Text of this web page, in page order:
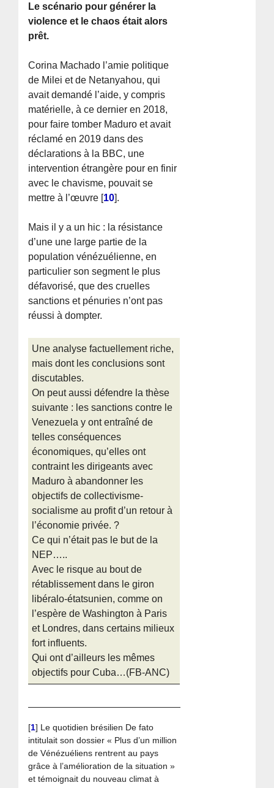
Le scénario pour générer la
violence et le chaos était alors
prêt.
Corina Machado l’amie politique
de Milei et de Netanyahou, qui
avait demandé l’aide, y compris
matérielle, à ce dernier en 2018,
pour faire tomber Maduro et avait
réclamé en 2019 dans des
déclarations à la BBC, une
intervention étrangère pour en finir
avec le chavisme, pouvait se
mettre à l’œuvre [10].
Mais il y a un hic : la résistance
d’une une large partie de la
population vénézuélienne, en
particulier son segment le plus
défavorisé, que des cruelles
sanctions et pénuries n’ont pas
réussi à dompter.
Une analyse factuellement riche,
mais dont les conclusions sont
discutables.
On peut aussi défendre la thèse
suivante : les sanctions contre le
Venezuela y ont entraîné de
telles conséquences
économiques, qu’elles ont
contraint les dirigeants avec
Maduro à abandonner les
objectifs de collectivisme-
socialisme au profit d’un retour à
l’économie privée. ?
Ce qui n’était pas le but de la
NEP…..
Avec le risque au bout de
rétablissement dans le giron
libéralo-étatsunien, comme on
l’espère de Washington à Paris
et Londres, dans certains milieux
fort influents.
Qui ont d’ailleurs les mêmes
objectifs pour Cuba…(FB-ANC)
[1] Le quotidien brésilien De fato
intitulait son dossier « Plus d’un million
de Vénézuéliens rentrent au pays
grâce à l’amélioration de la situation »
et témoignait du nouveau climat à